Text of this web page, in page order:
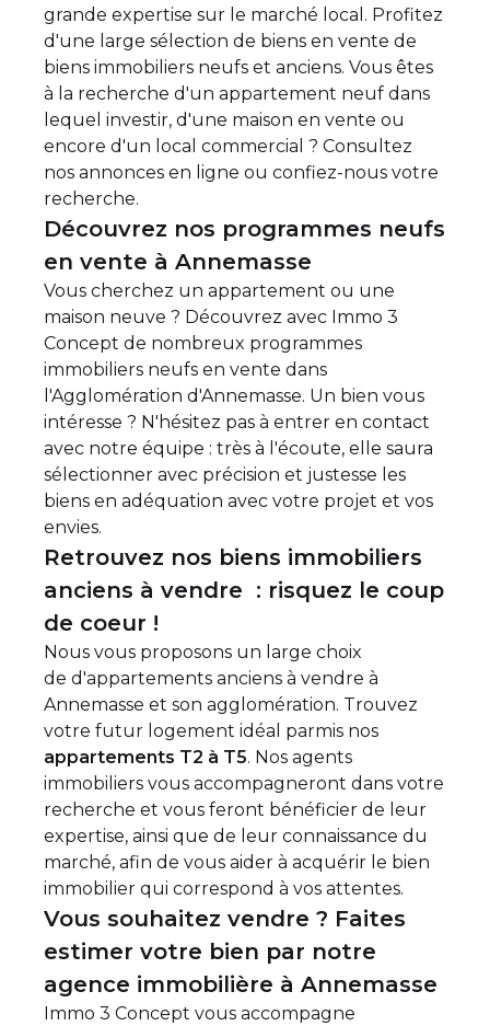
grande expertise sur le marché local. Profitez
d'une large sélection de biens en vente de
biens immobiliers neufs et anciens. Vous êtes
à la recherche d'un appartement neuf dans
lequel investir, d'une maison en vente ou
encore d'un local commercial ? Consultez
nos annonces en ligne ou confiez-nous votre
recherche.
Découvrez nos programmes neufs
en vente à Annemasse
Vous cherchez un appartement ou une
maison neuve ? Découvrez avec Immo 3
Concept de nombreux programmes
immobiliers neufs en vente dans
l'Agglomération d'Annemasse. Un bien vous
intéresse ? N'hésitez pas à entrer en contact
avec notre équipe : très à l'écoute, elle saura
sélectionner avec précision et justesse les
biens en adéquation avec votre projet et vos
envies.
Retrouvez nos biens immobiliers
anciens à vendre : risquez le coup
de coeur !
Nous vous proposons un large choix
de d'appartements anciens à vendre à
Annemasse et son agglomération. Trouvez
votre futur logement idéal parmis nos
appartements T2 à T5. Nos agents
immobiliers vous accompagneront dans votre
recherche et vous feront bénéficier de leur
expertise, ainsi que de leur connaissance du
marché, afin de vous aider à acquérir le bien
immobilier qui correspond à vos attentes.
Vous souhaitez vendre ? Faites
estimer votre bien par notre
agence immobilière à Annemasse
Immo 3 Concept vous accompagne